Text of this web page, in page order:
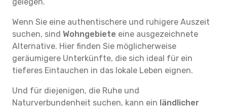
Wenn Sie eine authentischere und ruhigere Auszeit
suchen, sind Wohngebiete eine ausgezeichnete
Alternative. Hier finden Sie möglicherweise
geräumigere Unterkünfte, die sich ideal für ein
tieferes Eintauchen in das lokale Leben eignen.
Und für diejenigen, die Ruhe und
Naturverbundenheit suchen, kann ein ländlicher